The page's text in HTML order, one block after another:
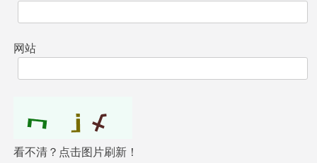
网站
看不清？点击图片刷新！